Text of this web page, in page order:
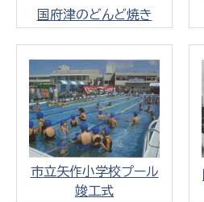
国府津のどんど焼き
市立矢作小学校プール
竣工式